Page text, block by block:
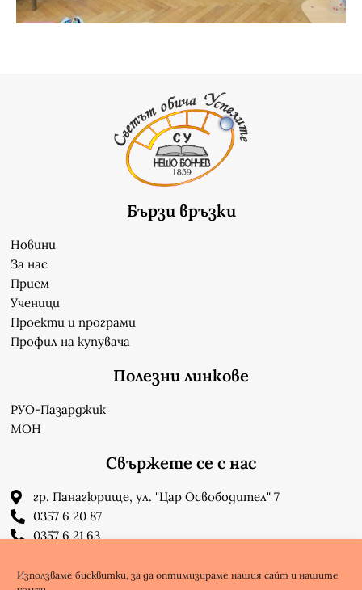
Използваме бисквитки, за да оптимизираме нашия сайт и нашите
Бързи връзки
Новини
За нас
Прием
Ученици
Проекти и програми
Профил на купувача
Полезни линкове
РУО-Пазарджик
МОН
Свържете се с нас
гр. Панагюрище, ул. "Цар Освободител" 7
0357 6 20 87
0357 6 21 63
info-1302623@edu.mon.bg